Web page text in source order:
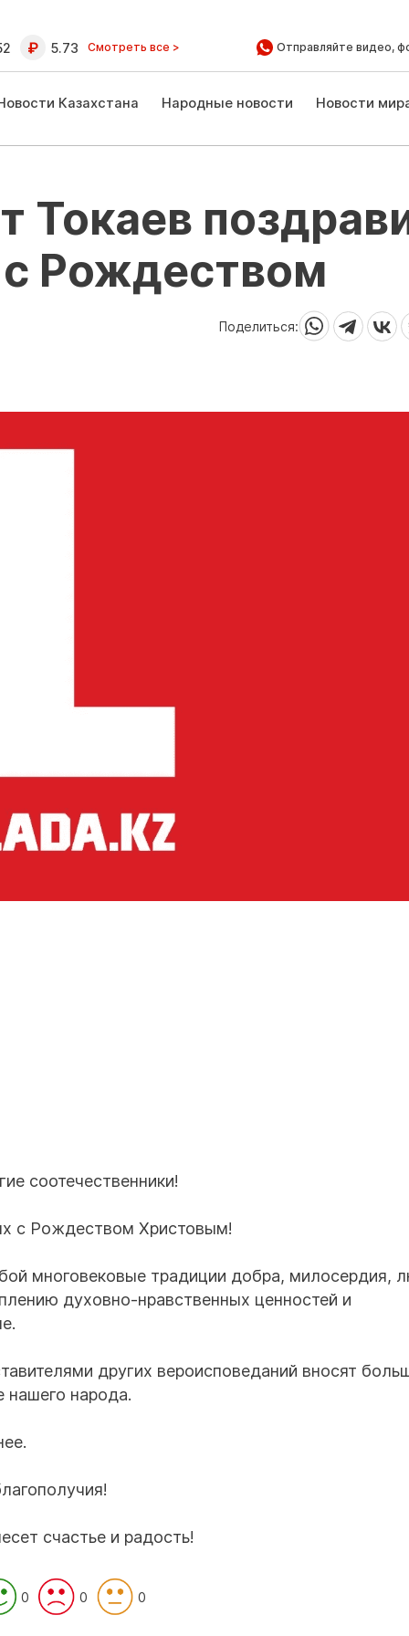
5.73 Смотреть все > Отправляйте видео,
Казахстана Народные новости Новости
Рождеством
Поделиться:
соотечественники!
с Рождеством Христовым!
многовековые традиции добра, милосердия,
духовно-нравственных ценностей и
других вероисповеданий вносят
нашего народа.
счастье и радость!
0 0 0